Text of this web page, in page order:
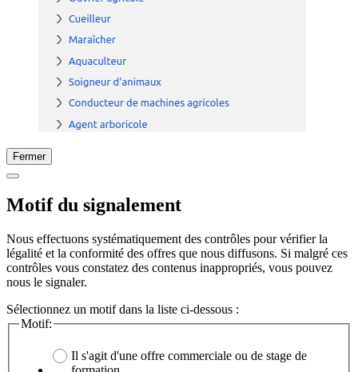
Fermer
Motif du signalement
Nous effectuons systématiquement des contrôles pour vérifier la
légalité et la conformité des offres que nous diffusons. Si malgré ces
contrôles vous constatez des contenus inappropriés, vous pouvez
nous le signaler.
Sélectionnez un motif dans la liste ci-dessous :
Motif:
Il s'agit d'une offre commerciale ou de stage de